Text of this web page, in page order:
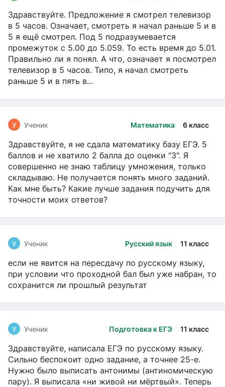
Здравствуйте. Предложение я смотрел телевизор
в 5 часов. Означает, смотреть я начал раньше 5 и в
5 я ещё смотрел. Под 5 подразумевается
промежуток с 5.00 до 5.059. То есть время до 5.01.
Правильно ли я понял. А что, означает я посмотрел
телевизор в 5 часов. Типо, я начал смотреть
раньше 5 и в пять в...
Математика 6 класс
У Ученик
Здравствуйте, я не сдала математику базу ЕГЭ. 5
баллов и не хватило 2 балла до оценки "3". Я
совершенно не знаю таблицу умножения, только
складываю. Не получается понять много заданий.
Как мне быть? Какие лучше задания подучить для
точности моих ответов?
Русский язык 11 класс
У Ученик
если не явится на пересдачу по русскому языку,
при условии что проходной бал был уже набран, то
сохранится ли прошлый результат
Подготовка к ЕГЭ 11 класс
У Ученик
Здравствуйте, написала ЕГЭ по русскому языку.
Сильно беспокоит одно задание, а точнее 25-е.
Нужно было выписать антонимы (антиномическую
пару). Я выписала «ни живой ни мёртвый». Теперь